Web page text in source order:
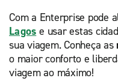
Com a Enterprise pode
Lagos e usar estas
sua viagem. Conheça as
o maior conforto e
viagem ao máximo!